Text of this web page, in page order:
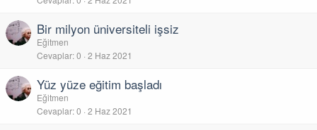
Bir milyon üniversiteli işsiz
Eğitmen
Cevaplar 0 2 Haz 2021
Yüz yüze eğitim başladı
Eğitmen
Cevaplar 0 2 Haz 2021